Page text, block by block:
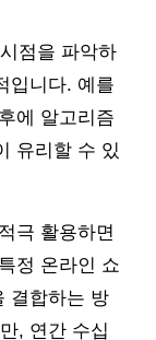
점을 파악하
입니다. 예를
에 알고리즘
유리할 수 있
극 활용하면
정 온라인 쇼
결합하는 방
, 연간 수십